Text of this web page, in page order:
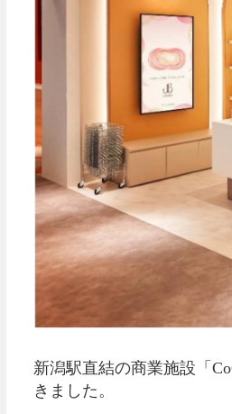
新潟駅直結の商業施設「
きました。